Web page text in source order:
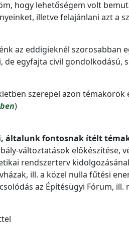
hogy lehetőségem volt
illetve felajánlani azt a
az eddigieknél szorosabban
de egyfajta civil
szerepel azon
)
általunk fontosnak ítélt
változtatások előkészítése,
rendszerterv
ill. a közel nulla fűtési
az Építésügyi Fórum,